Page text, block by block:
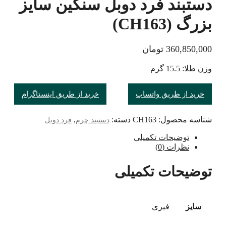
دستبند فرد دوبل سنگین سایز
بزرگ (CH163)
360,850,000 تومان
وزن طلا: 15.5 گرم
خرید از طریق واتساپ خرید از طریق اینستاگرام
شناسه محصول: CH163 دسته: دستبند چرم, فرد دوبل
توضیحات تکمیلی
نظرات (0)
توضیحات تکمیلی
سایز فیری